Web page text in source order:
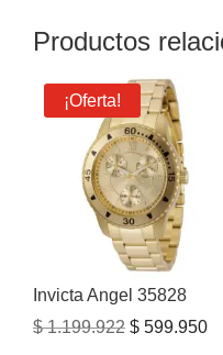
Productos
¡Oferta!
Invicta Angel 35828
$1.199.922 El
$ 599.950El